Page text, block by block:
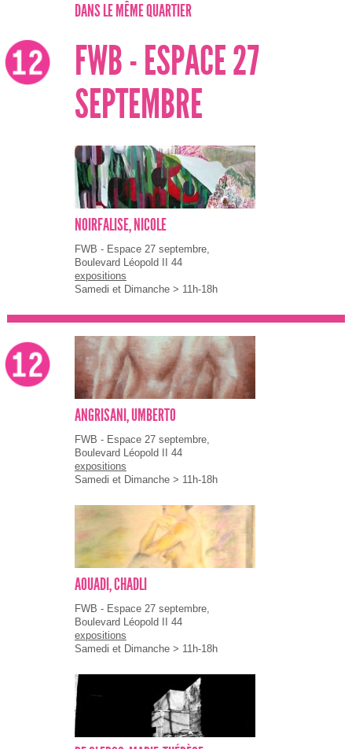
DANS LE MÊME QUARTIER
FWB - ESPACE 27
SEPTEMBRE
NOIRFALISE, NICOLE
FWB - Espace 27 septembre,
Boulevard Léopold II 44
expositions
Samedi et Dimanche > 11h-18h
ANGRISANI, UMBERTO
FWB - Espace 27 septembre,
Boulevard Léopold II 44
expositions
Samedi et Dimanche > 11h-18h
AOUADI, CHADLI
FWB - Espace 27 septembre,
Boulevard Léopold II 44
expositions
Samedi et Dimanche > 11h-18h